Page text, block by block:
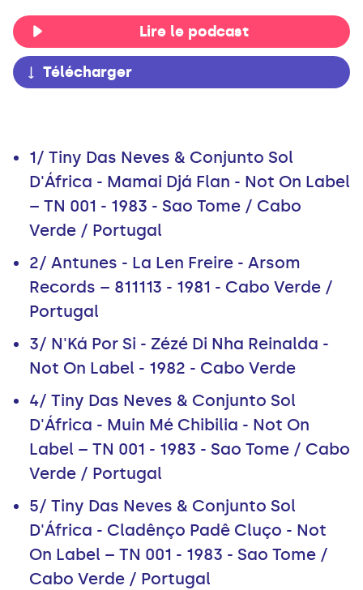
Lire le podcast
Télécharger
1/ Tiny Das Neves & Conjunto Sol
D'África - Mamai Djá Flan - Not On Label
– TN 001 - 1983 - Sao Tome / Cabo
Verde / Portugal
2/ Antunes - La Len Freire - Arsom
Records – 811113 - 1981 - Cabo Verde /
Portugal
3/ N'Ká Por Si - Zézé Di Nha Reinalda -
Not On Label - 1982 - Cabo Verde
4/ Tiny Das Neves & Conjunto Sol
D'África - Muin Mé Chibilia - Not On
Label – TN 001 - 1983 - Sao Tome / Cabo
Verde / Portugal
5/ Tiny Das Neves & Conjunto Sol
D'África - Cladênço Padê Cluço - Not
On Label – TN 001 - 1983 - Sao Tome /
Cabo Verde / Portugal